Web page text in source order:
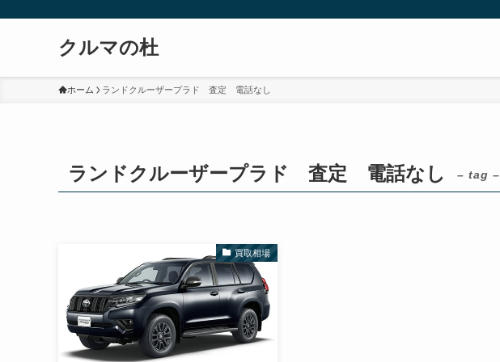
クルマの杜
ホーム ランドクルーザープラド 査定 電話なし
ランドクルーザープラド 査定 電話なし – tag –
買取相場